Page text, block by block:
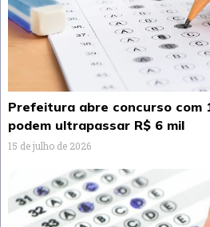
Prefeitura abre concurso com
podem ultrapassar R$ 6 mil
15 de julho de 2026